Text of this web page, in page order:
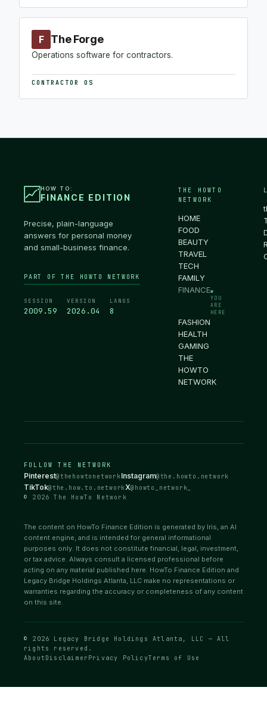
F The Forge
Operations software for contractors.
CONTRACTOR OS
HOW TO:
FINANCE EDITION
Precise, plain-language
answers for personal money
and small-business finance.
PART OF THE HOWTO NETWORK
SESSION
2010.00
VERSION
2026.04
LANGS
8
THE HOWTO
NETWORK
HOME
FOOD
BEAUTY
TRAVEL
TECH
FAMILY
FINANCE●
YOU
ARE
HERE
FASHION
HEALTH
GAMING
THE
HOWTO
NETWORK
FOLLOW THE NETWORK
Pinterest@thehowtonetworkInstagram@the.howto.network
TikTok@the.how.to.networkX@howto_network_
© 2026 The HowTo Network
The content on HowTo Finance Edition is generated by Iris, an AI
content engine, and is intended for general informational
purposes only. It does not constitute financial, legal, investment,
or tax advice. Always consult a licensed professional before
acting on any material published here. HowTo Finance Edition and
Legacy Bridge Holdings Atlanta, LLC make no representations or
warranties regarding the accuracy or completeness of any content
on this site.
© 2026 Legacy Bridge Holdings Atlanta, LLC — All
rights reserved.
About Disclaimer Privacy PolicyTerms of Use